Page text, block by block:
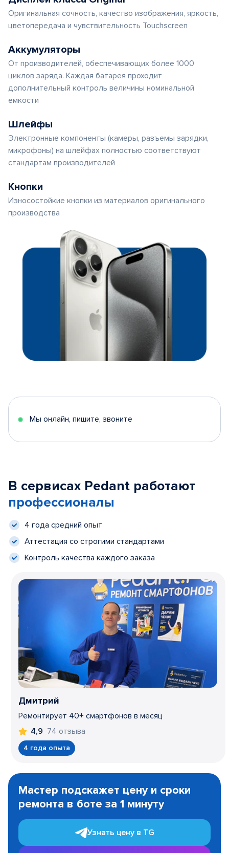
Оригинальная сочность, качество изображения, яркость,
цветопередача и чувствительность Touchscreen
Аккумуляторы
От производителей, обеспечивающих более 1000
циклов заряда. Каждая батарея проходит
дополнительный контроль величины номинальной
емкости
Шлейфы
Электронные компоненты (камеры, разъемы зарядки,
микрофоны) на шлейфах полностью соответствуют
стандартам производителей
Кнопки
Износостойкие кнопки из материалов оригинального
производства
Мы онлайн, пишите, звоните
В сервисах Pedant работают
профессионалы
4 года средний опыт
Аттестация со строгими стандартами
Контроль качества каждого заказа
Дмитрий
Ремонтирует 40+ смартфонов в месяц
4,9 74 отзыва
4 года опыта
1
Мастер подскажет цену и сроки
ремонта в боте за 1 минуту
Узнать цену в TG